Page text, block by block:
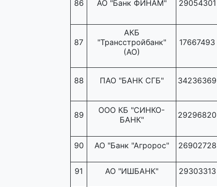
86 АО "Банк ФИНАМ" 29054301
87
АКБ
"Трансстройбанк"
(АО)
17667493
88 ПАО "БАНК СГБ" 34236369
89
ООО КБ "СИНКО-
БАНК"
29296820
90 АО "Банк "Агророс" 26902728
91 АО "ИШБАНК" 29303313